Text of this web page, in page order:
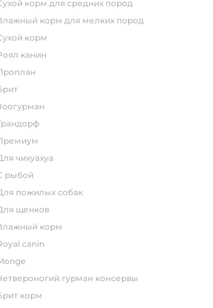
сухой корм для средних пород
влажный корм для мелких пород
сухой корм
роял канин
проплан
брит
зоогурман
грандорф
премиум
для чихуахуа
с рыбой
для пожилых собак
для щенков
влажный корм
royal canin
monge
четвероногий гурман консервы
брит корм